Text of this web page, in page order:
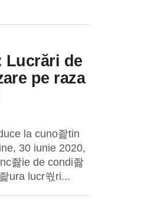
Lucrări de
pe raza
la cuno좙tin
30 iunie 2020,
좛ie de condi좛
ura lucr쒃ri...